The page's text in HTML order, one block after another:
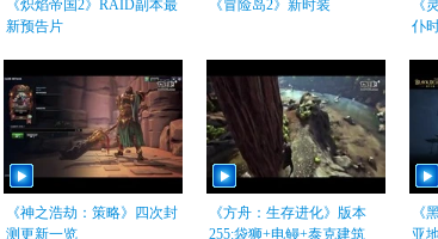
《炽焰帝国2》RAID副本最
新预告片
《冒险岛2》新时装
《
仆
《神之浩劫：策略》四次封
测更新一览
《方舟：生存进化》版本
255:袋狮+电鳗+泰克建筑
《
亚